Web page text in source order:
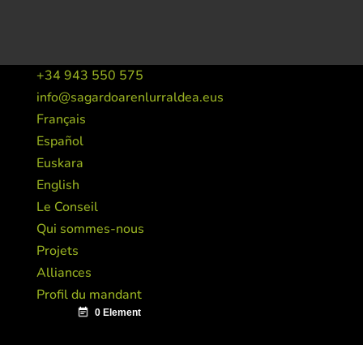
+34 943 550 575
info@sagardoarenlurraldea.eus
Français
Español
Euskara
English
Le Conseil
Qui sommes-nous
Projets
Alliances
Profil du mandant